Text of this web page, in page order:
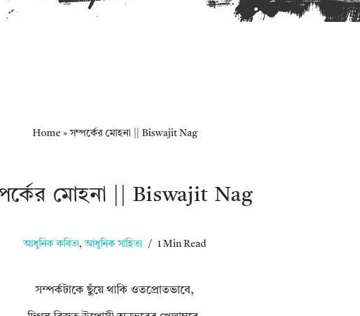
Home»সম্পর্কের মোহনা || Biswajit Nag
মোহনা || Biswajit Nag
আধুনিক কবিতা,আধুনিক সাহিত্য 1 Min Read
সম্পর্কটাকে ছুঁয়ে থাকি ওতপ্রোতভাবে,